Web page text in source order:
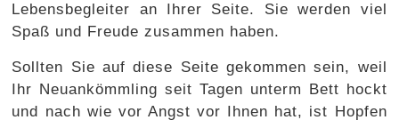
Lebensbegleiter an Ihrer Seite. Sie werden viel
Spaß und Freude zusammen haben.
Sollten Sie auf diese Seite gekommen sein, weil
Ihr Neuankömmling seit Tagen unterm Bett hockt
und nach wie vor Angst vor Ihnen hat, ist Hopfen